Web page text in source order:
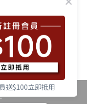
shing.com.tw
號17樓之2
、13:00-17:00
送$100立即抵用